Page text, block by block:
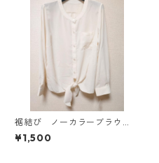
裾結び ノーカラーブラウ
ス ３Ｌ アイボリー KAE-
4813
¥1,500